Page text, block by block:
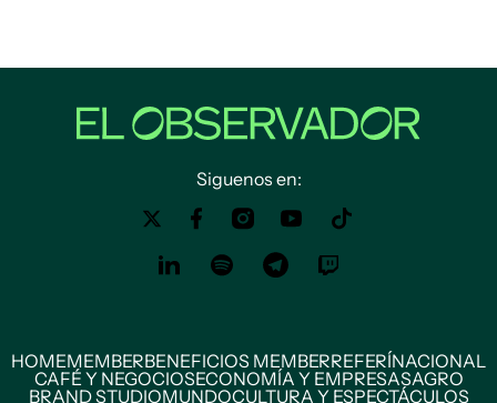
Siguenos en:
HOMEMEMBERBENEFICIOS MEMBERREFERÍNACIONAL
CAFÉ Y NEGOCIOSECONOMÍA Y EMPRESASAGRO
BRAND STUDIOMUNDOCULTURA Y ESPECTÁCULOS